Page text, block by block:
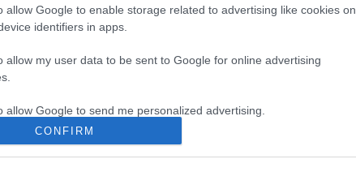
allow Google to enable storage related to advertising like cookies on
identifiers in apps.
allow my user data to be sent to Google for online advertising
allow Google to send me personalized advertising.
allow Google to enable storage related to analytics like cookies on
CONFIRM
Τα
15-02-2017 22:20
Συνέντευξη του Κωνσταντίνου Βέργου. Οι
απώλειες.